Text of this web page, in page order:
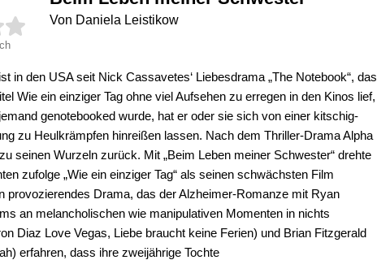
Von Daniela Leistikow
in den USA seit Nick Cassavetes‘ Liebesdrama „The Notebook“, das
Wie ein einziger Tag ohne viel Aufsehen zu erregen in den Kinos lief,
genotebooked wurde, hat er oder sie sich von einer kitschig-
zu Heulkrämpfen hinreißen lassen. Nach dem Thriller-Drama Alpha
seinen Wurzeln zurück. Mit „Beim Leben meiner Schwester“ drehte
zufolge „Wie ein einziger Tag“ als seinen schwächsten Film
provozierendes Drama, das der Alzheimer-Romanze mit Ryan
an melancholischen wie manipulativen Momenten in nichts
Diaz Love Vegas, Liebe braucht keine Ferien) und Brian Fitzgerald
erfahren, dass ihre zweijährige Tochte